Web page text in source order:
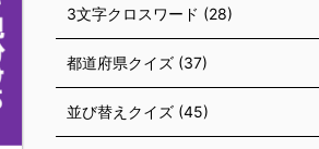
3文字クロスワード (28)
都道府県クイズ (37)
並び替えクイズ (45)